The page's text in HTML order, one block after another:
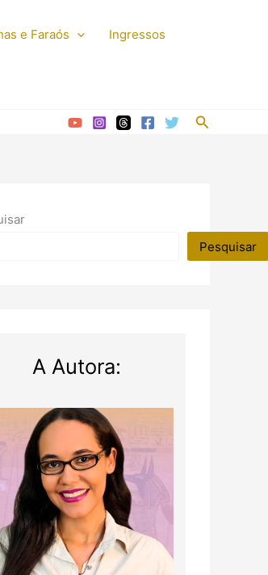
e Faraós Ingressos
Pesquisar
Pesquisar
A Autora: